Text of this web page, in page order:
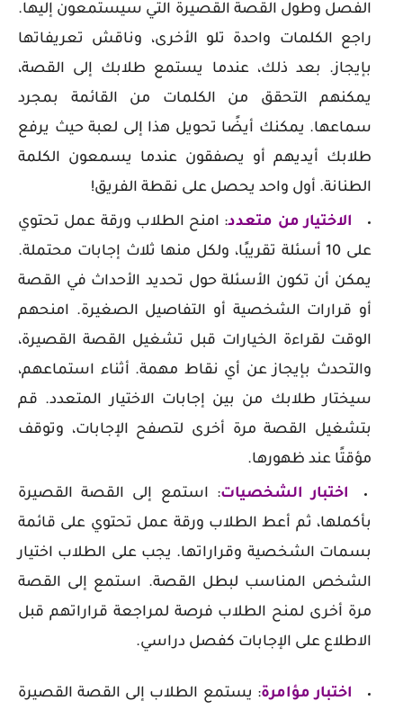
الفصل وطول القصة القصيرة التي سيستمعون إليها.
راجع الكلمات واحدة تلو الأخرى، وناقش تعريفاتها
بإيجاز. بعد ذلك، عندما يستمع طلابك إلى القصة،
يمكنهم التحقق من الكلمات من القائمة بمجرد
سماعها. يمكنك أيضًا تحويل هذا إلى لعبة حيث يرفع
طلابك أيديهم أو يصفقون عندما يسمعون الكلمة
الطنانة. أول واحد يحصل على نقطة الفريق!
الاختيار من متعدد: امنح الطلاب ورقة عمل تحتوي
على 10 أسئلة تقريبًا، ولكل منها ثلاث إجابات محتملة.
يمكن أن تكون الأسئلة حول تحديد الأحداث في القصة
أو قرارات الشخصية أو التفاصيل الصغيرة. امنحهم
الوقت لقراءة الخيارات قبل تشغيل القصة القصيرة،
والتحدث بإيجاز عن أي نقاط مهمة. أثناء استماعهم،
سيختار طلابك من بين إجابات الاختيار المتعدد. قم
بتشغيل القصة مرة أخرى لتصفح الإجابات، وتوقف
مؤقتًا عند ظهورها.
اختبار الشخصيات: استمع إلى القصة القصيرة
بأكملها، ثم أعط الطلاب ورقة عمل تحتوي على قائمة
بسمات الشخصية وقراراتها. يجب على الطلاب اختيار
الشخص المناسب لبطل القصة. استمع إلى القصة
مرة أخرى لمنح الطلاب فرصة لمراجعة قراراتهم قبل
الاطلاع على الإجابات كفصل دراسي.
اختبار مؤامرة: يستمع الطلاب إلى القصة القصيرة